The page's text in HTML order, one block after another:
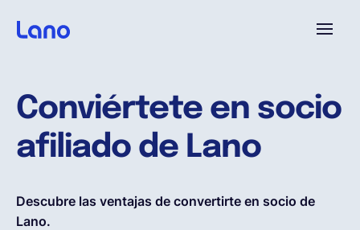
Conviértete en socio
afiliado de Lano
Descubre las ventajas de convertirte en socio de
Lano.
¿Por qué Lano?